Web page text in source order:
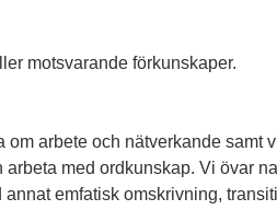
motsvarande förkunskaper.
om arbete och nätverkande samt
med ordkunskap. Vi övar
emfatisk omskrivning,